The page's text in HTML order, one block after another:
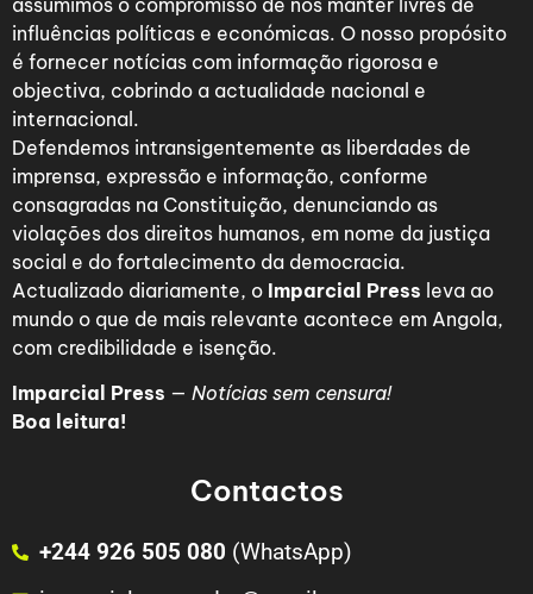
influências políticas e económicas. O nosso propósito
é fornecer notícias com informação rigorosa e
objectiva, cobrindo a actualidade nacional e
internacional.
Defendemos intransigentemente as liberdades de
imprensa, expressão e informação, conforme
consagradas na Constituição, denunciando as
violações dos direitos humanos, em nome da justiça
social e do fortalecimento da democracia.
Actualizado diariamente, o Imparcial Press leva ao
mundo o que de mais relevante acontece em Angola,
com credibilidade e isenção.
Imparcial Press — Notícias sem censura!
Boa leitura!
Contactos
+244 926 505 080 (WhatsApp)